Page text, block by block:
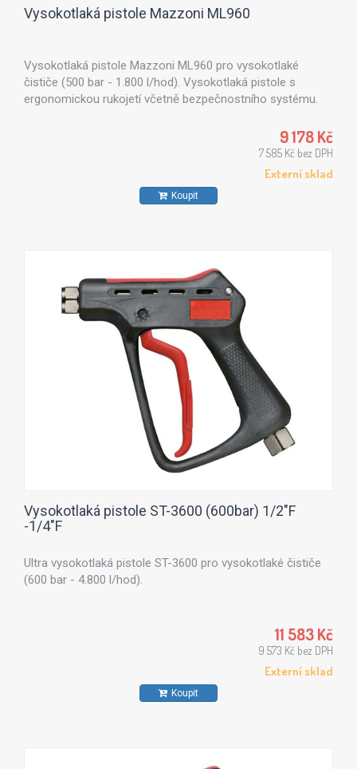
Vysokotlaká pistole Mazzoni ML960
Vysokotlaká pistole Mazzoni ML960 pro vysokotlaké
čističe (500 bar - 1.800 l/hod). Vysokotlaká pistole s
ergonomickou rukojetí včetně bezpečnostního systému.
9 178 Kč
7 585 Kč bez DPH
Externí sklad
Koupit
Vysokotlaká pistole ST-3600 (600bar) 1/2"F
-1/4"F
Ultra vysokotlaká pistole ST-3600 pro vysokotlaké čističe
(600 bar - 4.800 l/hod).
11 583 Kč
9 573 Kč bez DPH
Externí sklad
Koupit